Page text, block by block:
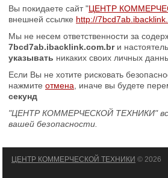
Вы покидаете сайт "ЦЕНТР
внешней ссылке http://
Мы не несем ответственности за
7bcd7ab.ibacklink.com.brи
указывать никаких своих личных
Если Вы не хотите рисковать
нажмите отмена , иначе вы будете
секунд
"ЦЕНТР КОММЕРЧЕСКОЙ ТЕХНИКИ"
вашей безопасности.
ЦЕНТР КОММЕРЧЕСКОЙ ТЕХНИКИ © 2026